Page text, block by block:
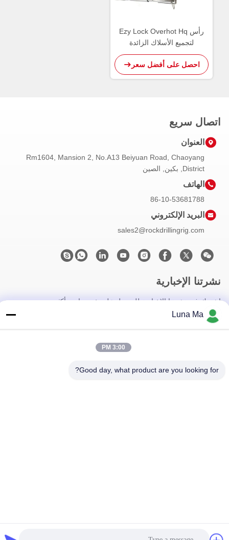
رأس Ezy Lock Overhot Hq
لتجميع الأسلاك الزائدة
احصل على أفضل سعر
اتصال سريع
العنوان
Rm1604, Mansion 2, No.A13 Beiyuan Road, Chaoyang
District, بكين, الصين
الهاتف
86-10-53681788
البريد الإلكتروني
sales2@rockdrillingrig.com
نشرتنا الإخبارية
اشترك في نشرتنا الإخبارية للحصول على خصومات وأكثر.
Luna Ma
3:00 PM
Good day, what product are you looking for?